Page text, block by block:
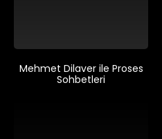
Mehmet Dilaver ile Proses
Sohbetleri